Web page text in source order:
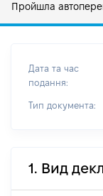
Пройшла
Дата та час
подання:
Тип документа:
1. Вид